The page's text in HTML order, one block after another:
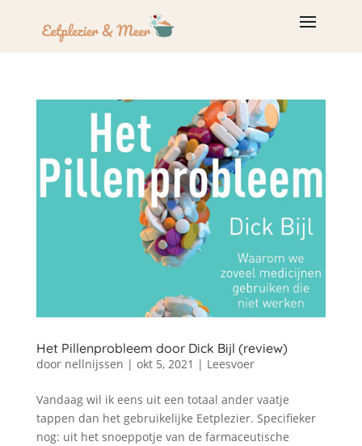
Het Pillenprobleem door Dick Bijl (review)
door nellnijssen | okt 5, 2021 | Leesvoer
Vandaag wil ik eens uit een totaal ander vaatje
tappen dan het gebruikelijke Eetplezier. Specifieker
nog: uit het snoeppotje van de farmaceutische